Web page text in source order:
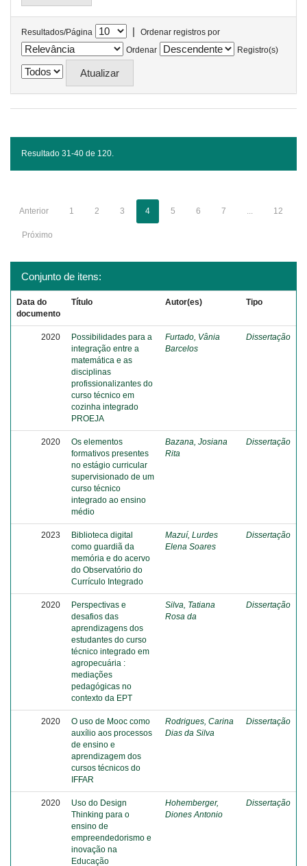
Resultados/Página |
Ordenar registros por
Ordenar
Registro(s)
Resultado 31-40 de 120.
Anterior 1 2 3 4 5 6 7 ... 12
Próximo
Conjunto de itens:
Data do
documento
Título Autor(es) Tipo
2020
Possibilidades para a
integração entre a
matemática e as
disciplinas
profissionalizantes do
curso técnico em
cozinha integrado
PROEJA
Furtado, Vânia
Barcelos
Dissertação
2020
Os elementos
formativos presentes
no estágio curricular
supervisionado de um
curso técnico
integrado ao ensino
médio
Bazana, Josiana
Rita
Dissertação
2023
Biblioteca digital
como guardiã da
memória e do acervo
do Observatório do
Currículo Integrado
Mazuí, Lurdes
Elena Soares
Dissertação
2020
Perspectivas e
desafios das
aprendizagens dos
estudantes do curso
técnico integrado em
agropecuária :
mediações
pedagógicas no
contexto da EPT
Silva, Tatiana
Rosa da
Dissertação
2020
O uso de Mooc como
auxílio aos processos
de ensino e
aprendizagem dos
cursos técnicos do
IFFAR
Rodrigues, Carina
Dias da Silva
Dissertação
2020
Uso do Design
Thinking para o
ensino de
empreendedorismo e
inovação na
Educação
Hohemberger,
Diones Antonio
Dissertação